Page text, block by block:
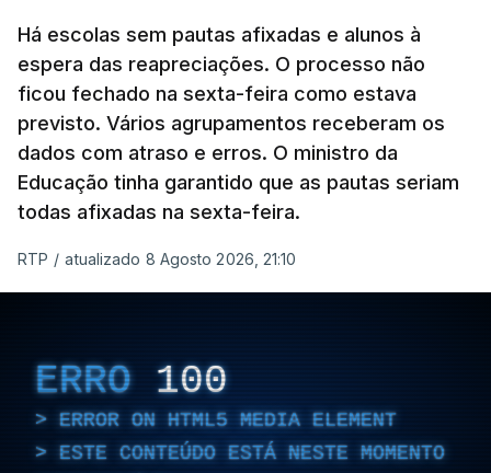
Há escolas sem pautas afixadas e alunos à
espera das reapreciações. O processo não
ficou fechado na sexta-feira como estava
previsto. Vários agrupamentos receberam os
dados com atraso e erros. O ministro da
Educação tinha garantido que as pautas seriam
todas afixadas na sexta-feira.
RTP / atualizado 8 Agosto 2026, 21:10
ERRO 100
ERROR ON HTML5 MEDIA ELEMENT
ESTE CONTEÚDO ESTÁ NESTE MOMENTO